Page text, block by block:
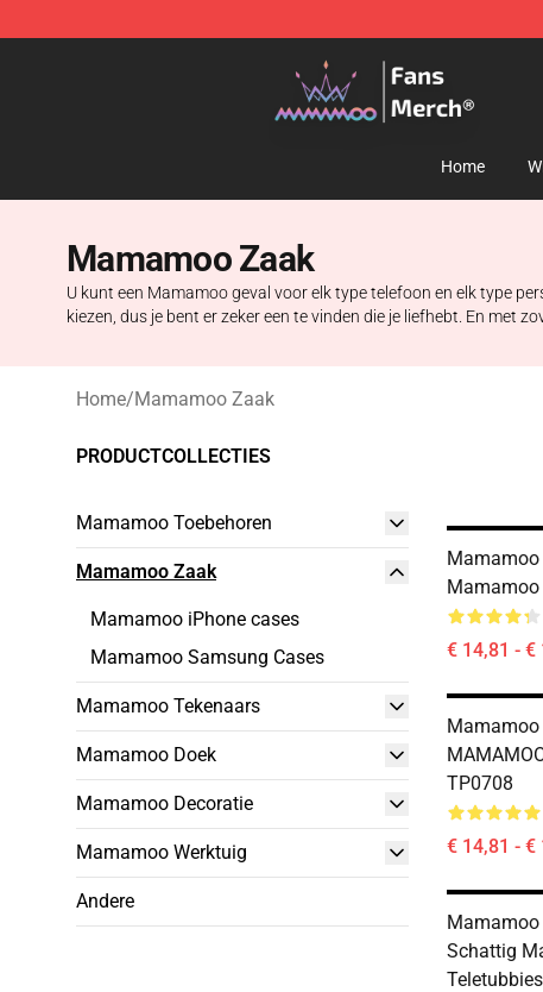
Mamamoo Store - Official Mamamoo Merchandise Shop
Home
Mamamoo Zaak
U kunt een Mamamoo geval voor elk type telefoon en elk type
kiezen, dus je bent er zeker een te vinden die je liefhebt. En met
Home/Mamamoo Zaak
PRODUCTCOLLECTIES
Mamamoo Toebehoren
Mamamoo Zaak
Mamamoo iPhone cases
Mamamoo Samsung Cases
Mamamoo Tekenaars
Mamamoo Doek
Mamamoo Decoratie
Mamamoo Werktuig
Andere
Mamamoo
Mamamoo
€ 14,81 - €
Mamamoo
TP0708
€ 14,81 - €
Mamamoo
Schattig